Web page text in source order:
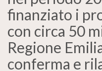
finanziato i
con circa 50
Regione
conferma e